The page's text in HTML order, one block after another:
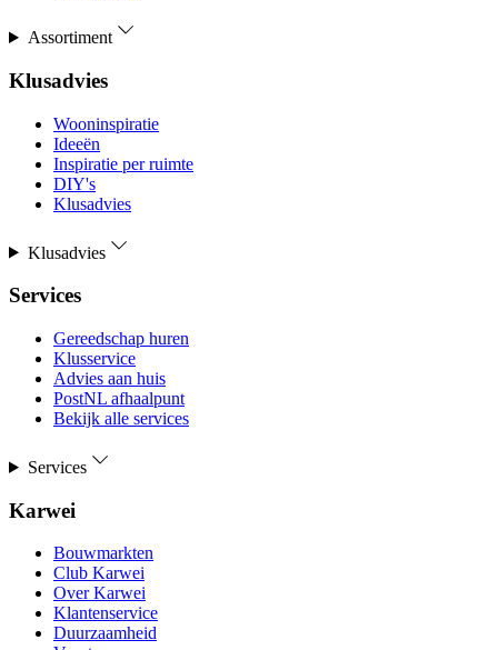
Assortiment
Klusadvies
Wooninspiratie
Ideeën
Inspiratie per ruimte
DIY's
Klusadvies
Klusadvies
Services
Gereedschap huren
Klusservice
Advies aan huis
PostNL afhaalpunt
Bekijk alle services
Services
Karwei
Bouwmarkten
Club Karwei
Over Karwei
Klantenservice
Duurzaamheid